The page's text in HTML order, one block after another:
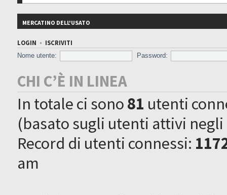
MERCATINO DELL'USATO
LOGIN • ISCRIVITI
Nome utente:
Password:
CHI C’È IN LINEA
In totale ci sono81 utenti
(basato sugli utenti attivi
Record di utenti connessi:
am